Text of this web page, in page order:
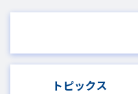
トピックス